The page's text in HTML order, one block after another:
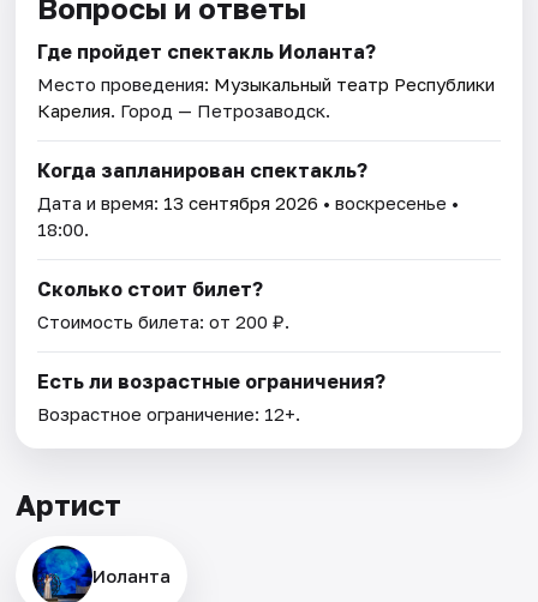
Вопросы и ответы
Где пройдет спектакль Иоланта?
Место проведения: Музыкальный театр Республики
Карелия. Город — Петрозаводск.
Когда запланирован спектакль?
Дата и время: 13 сентября 2026 • воскресенье •
18:00.
Сколько стоит билет?
Стоимость билета: от 200 ₽.
Есть ли возрастные ограничения?
Возрастное ограничение: 12+.
Артист
Иоланта